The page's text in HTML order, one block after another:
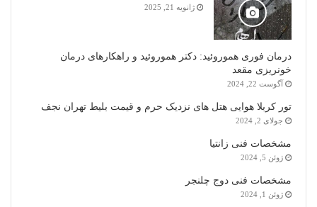
ژانویه 21, 2025
درمان فوری هموروئید: دکتر هموروئید و راهکارهای درمان
خونریزی مقعد
آگوست 22, 2024
تور کربلا هوایی هتل های نزدیک حرم و قیمت بلیط تهران نجف
جولای 2, 2024
مشخصات فنی زانتیا
ژوئن 5, 2024
مشخصات فنی دوج چلنجر
ژوئن 1, 2024